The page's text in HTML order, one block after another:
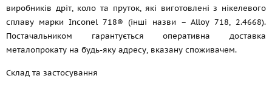
виробників дріт, коло та пруток, які виготовлені з нікелевого
сплаву марки Inconel 718® (інші назви – Alloy 718, 2.4668).
Постачальником гарантується оперативна доставка
металопрокату на будь-яку адресу, вказану споживачем.
Склад та застосування